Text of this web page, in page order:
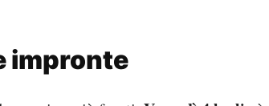
impronte